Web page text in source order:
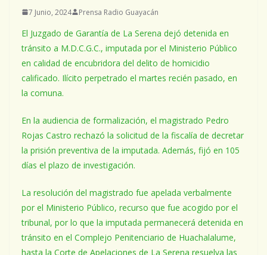
7 Junio, 2024 Prensa Radio Guayacán
El Juzgado de Garantía de La Serena dejó detenida en
tránsito a M.D.C.G.C., imputada por el Ministerio Público
en calidad de encubridora del delito de homicidio
calificado. Ilícito perpetrado el martes recién pasado, en
la comuna.
En la audiencia de formalización, el magistrado Pedro
Rojas Castro rechazó la solicitud de la fiscalía de decretar
la prisión preventiva de la imputada. Además, fijó en 105
días el plazo de investigación.
La resolución del magistrado fue apelada verbalmente
por el Ministerio Público, recurso que fue acogido por el
tribunal, por lo que la imputada permanecerá detenida en
tránsito en el Complejo Penitenciario de Huachalalume,
hasta la Corte de Apelaciones de La Serena resuelva las